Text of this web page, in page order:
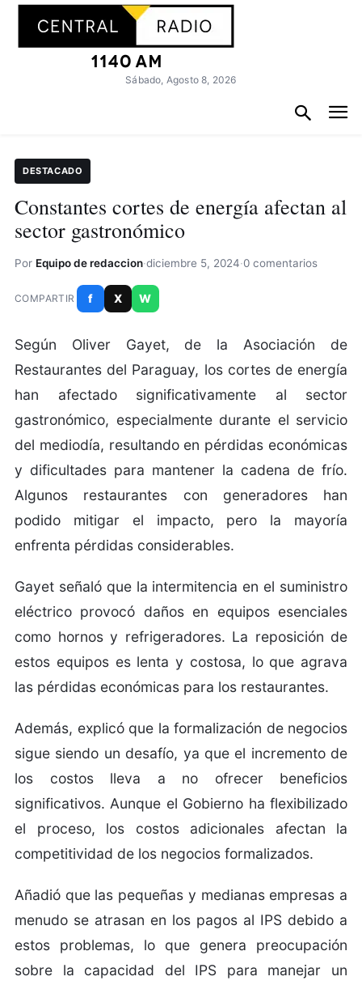
Sábado, Agosto 8, 2026
DESTACADO
Constantes cortes de energía afectan al
sector gastronómico
Por Equipo de redaccion·diciembre 5, 2024·0 comentarios
COMPARTIR f X W
Según Oliver Gayet, de la Asociación de
Restaurantes del Paraguay, los cortes de energía
han afectado significativamente al sector
gastronómico, especialmente durante el servicio
del mediodía, resultando en pérdidas económicas
y dificultades para mantener la cadena de frío.
Algunos restaurantes con generadores han
podido mitigar el impacto, pero la mayoría
enfrenta pérdidas considerables.
Gayet señaló que la intermitencia en el suministro
eléctrico provocó daños en equipos esenciales
como hornos y refrigeradores. La reposición de
estos equipos es lenta y costosa, lo que agrava
las pérdidas económicas para los restaurantes.
Además, explicó que la formalización de negocios
sigue siendo un desafío, ya que el incremento de
los costos lleva a no ofrecer beneficios
significativos. Aunque el Gobierno ha flexibilizado
el proceso, los costos adicionales afectan la
competitividad de los negocios formalizados.
Añadió que las pequeñas y medianas empresas a
menudo se atrasan en los pagos al IPS debido a
estos problemas, lo que genera preocupación
sobre la capacidad del IPS para manejar un